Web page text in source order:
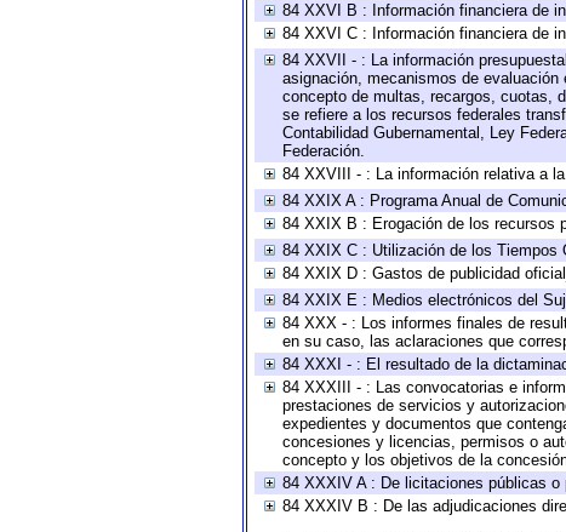
84 XXVI B : Información financiera de
84 XXVI C : Información financiera de
84 XXVII - : La información
asignación, mecanismos de
concepto de multas, recargos, cuotas,
se refiere a los recursos federales
Contabilidad Gubernamental, Ley
Federación.
84 XXVIII - : La información relativa a
84 XXIX A : Programa Anual de
84 XXIX B : Erogación de los recursos
84 XXIX C : Utilización de los Tiempos
84 XXIX D : Gastos de publicidad
84 XXIX E : Medios electrónicos del
84 XXX - : Los informes finales de
en su caso, las aclaraciones que
84 XXXI - : El resultado de la
84 XXXIII - : Las convocatorias e
prestaciones de servicios y
expedientes y documentos que
concesiones y licencias, permisos o
concepto y los objetivos de la
84 XXXIV A : De licitaciones públicas
84 XXXIV B : De las adjudicaciones